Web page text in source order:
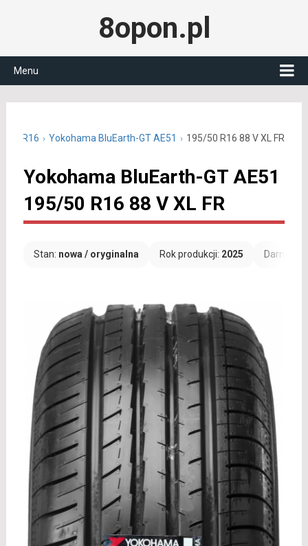
8opon.pl
Menu
50 R16 Yokohama BluEarth-GT AE51 195/50 R16 88 V XL FR
Yokohama BluEarth-GT AE51
195/50 R16 88 V XL FR
Stan: nowa / oryginalna Rok produkcji: 2025